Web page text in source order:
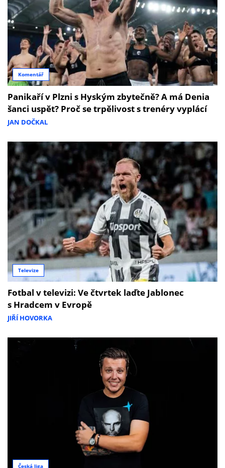
Komentář
Panikaří v Plzni s Hyským zbytečně? A má Denia
šanci uspět? Proč se trpělivost s trenéry vyplácí
JAN DOČKAL
Televize
Fotbal v televizi: Ve čtvrtek laďte Jablonec
s Hradcem v Evropě
JIŘÍ HOVORKA
Česká liga